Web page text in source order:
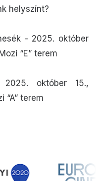
helyszínt?
- 2025. október
“E” terem
2025. október 15.,
“A” terem